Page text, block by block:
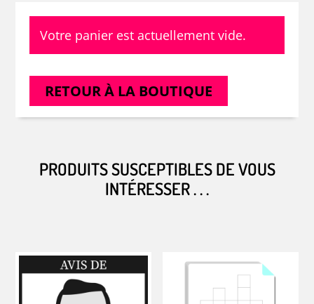
Votre panier est actuellement vide.
RETOUR À LA BOUTIQUE
PRODUITS SUSCEPTIBLES DE VOUS
INTÉRESSER . . .